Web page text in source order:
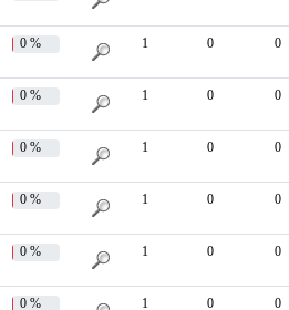
0 % 1 0 0
0 % 1 0 0
0 % 1 0 0
0 % 1 0 0
0 % 1 0 0
0 % 1 0 0